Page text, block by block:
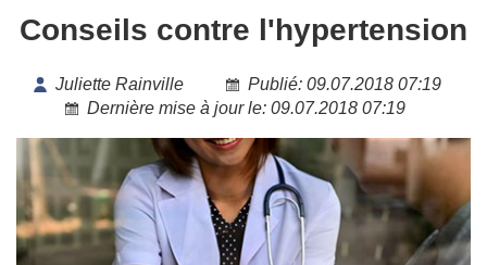
Conseils contre l'hypertension
Juliette Rainville
Publié: 09.07.2018 07:19
Dernière mise à jour le: 09.07.2018 07:19